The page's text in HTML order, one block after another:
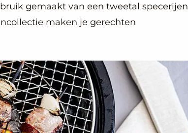
gemaakt van een tweetal specerijen
maken je gerechten